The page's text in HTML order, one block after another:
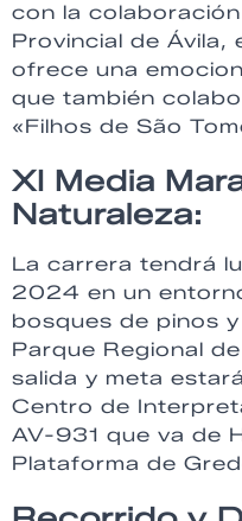
con la
Provincial de Ávila,
ofrece una
que también
«Filhos de São
XI Media
Naturaleza:
La carrera tendrá
2024 en un
bosques de pinos
Parque Regional
salida y meta
Centro de
AV-931 que va de
Plataforma de